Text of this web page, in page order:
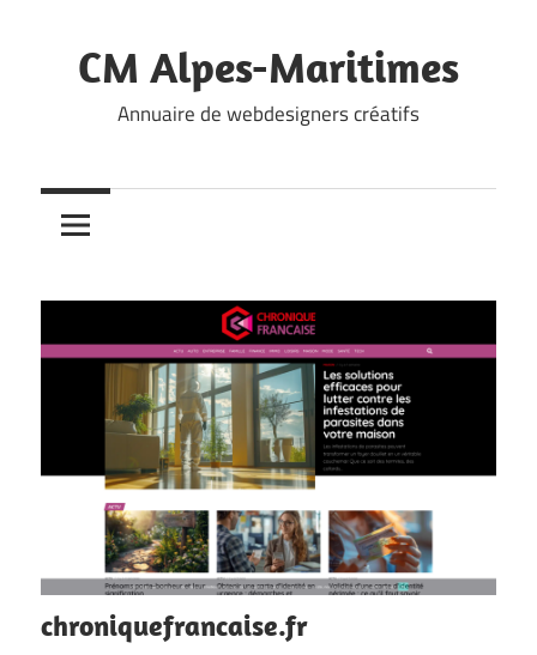
contentCM Alpes-Maritimes
Annuaire de webdesigners créatifs
chroniquefrancaise.fr